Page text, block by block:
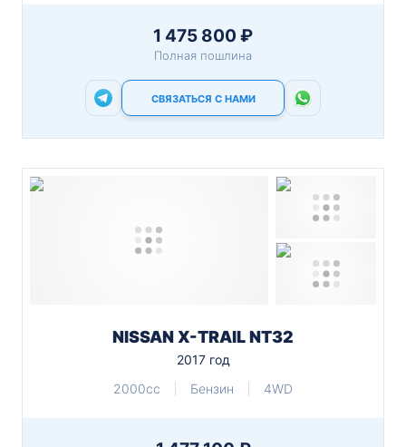
1 475 800 ₽
Полная пошлина
СВЯЗАТЬСЯ С НАМИ
NISSAN X-TRAIL NT32
2017 год
2000cc
Бензин 4WD